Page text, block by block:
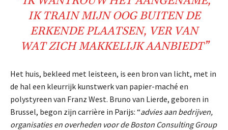
IK TRAIN MIJN OOG BUITEN DE
ERKENDE PLAATSEN, VER VAN
WAT ZICH MAKKELIJK AANBIEDT”
Het huis, bekleed met leisteen, is een bron van licht, met in
de hal een kleurrijk kunstwerk van papier-maché en
polystyreen van Franz West. Bruno van Lierde, geboren in
Brussel, begon zijn carrière in Parijs: “advies aan bedrijven,
organisaties en overheden voor de Boston Consulting Group